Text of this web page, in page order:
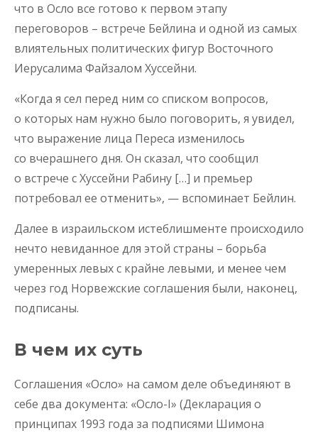
что в Осло все готово к первом этапу
переговоров – встрече Бейлина и одной из самых
влиятельных политических фигур Восточного
Иерусалима Файзалом Хуссейни.
«Когда я сел перед ним со списком вопросов,
о которых нам нужно было поговорить, я увидел,
что выражение лица Переса изменилось
со вчерашнего дня. Он сказал, что сообщил
о встрече с Хуссейни Рабину […] и премьер
потребовал ее отменить», — вспоминает Бейлин.
Далее в израильском истеблишменте происходило
нечто невиданное для этой страны – борьба
умеренных левых с крайне левыми, и менее чем
через год Норвежские соглашения были, наконец,
подписаны.
В чем их суть
Соглашения «Осло» на самом деле объединяют в
себе два документа: «Осло-I» (Декларация о
принципах 1993 года за подписями Шимона